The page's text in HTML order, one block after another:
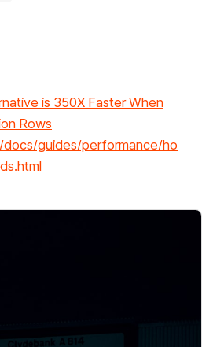
is 350X Faster When
Rows
guides/performance/ho